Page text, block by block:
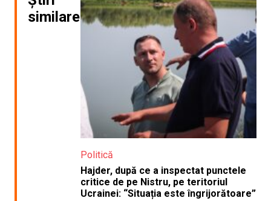
similare
Politică
Hajder, după ce a inspectat punctele
critice de pe Nistru, pe teritoriul
Ucrainei: “Situația este îngrijorătoare”